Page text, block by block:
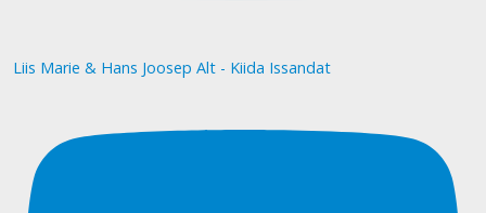
Liis Marie & Hans Joosep Alt - Kiida Issandat